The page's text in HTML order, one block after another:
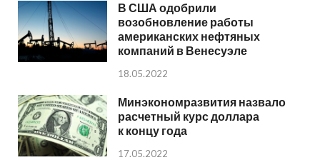
В США одобрили
возобновление работы
американских нефтяных
компаний в Венесуэле
18.05.2022
Минэкономразвития назвало
расчетный курс доллара
к концу года
17.05.2022